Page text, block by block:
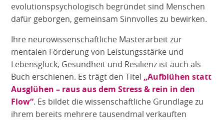
evolutionspsychologisch begründet sind Menschen
dafür geborgen, gemeinsam Sinnvolles zu bewirken.
Ihre neurowissenschaftliche Masterarbeit zur
mentalen Förderung von Leistungsstärke und
Lebensglück, Gesundheit und Resilienz ist auch als
Buch erschienen. Es trägt den Titel „Aufblühen statt
Ausglühen – raus aus dem Stress & rein in den
Flow“. Es bildet die wissenschaftliche Grundlage zu
ihrem bereits mehrere tausendmal verkauften